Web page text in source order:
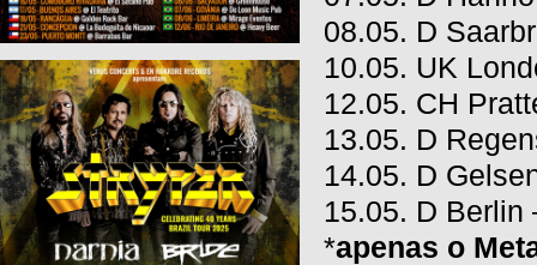
08.05. D
10.05. UK
12.05. CH
13.05. D
14.05. D
15.05. D Berlin
*apenas o